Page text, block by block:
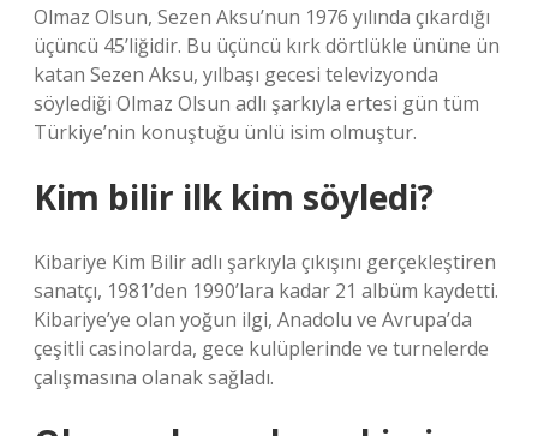
Olmaz Olsun, Sezen Aksu’nun 1976 yılında çıkardığı
üçüncü 45’liğidir. Bu üçüncü kırk dörtlükle ününe ün
katan Sezen Aksu, yılbaşı gecesi televizyonda
söylediği Olmaz Olsun adlı şarkıyla ertesi gün tüm
Türkiye’nin konuştuğu ünlü isim olmuştur.
Kim bilir ilk kim söyledi?
Kibariye Kim Bilir adlı şarkıyla çıkışını gerçekleştiren
sanatçı, 1981’den 1990’lara kadar 21 albüm kaydetti.
Kibariye’ye olan yoğun ilgi, Anadolu ve Avrupa’da
çeşitli casinolarda, gece kulüplerinde ve turnelerde
çalışmasına olanak sağladı.